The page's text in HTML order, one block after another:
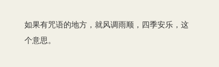
如果有咒语的地方，就风调雨顺，四季安乐，这
个意思。